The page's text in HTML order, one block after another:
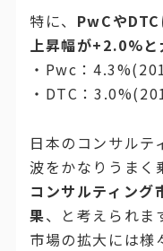
特に、 PwCや
上昇幅が+2.0%と
・Pwc：
・DTC：
日本のコンサルテ
波をかなりうまく
コンサルティング
果、と考えられま
市場の拡大には様